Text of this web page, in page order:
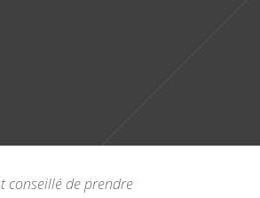
conseillé de prendre